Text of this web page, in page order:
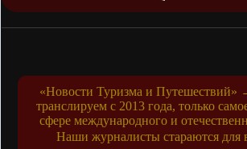
«Новости Туризма и Путешествий»
транслируем с 2013 года, только
сфере международного и
Наши журналисты стараются для